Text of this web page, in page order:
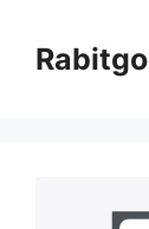
contentRabitgo